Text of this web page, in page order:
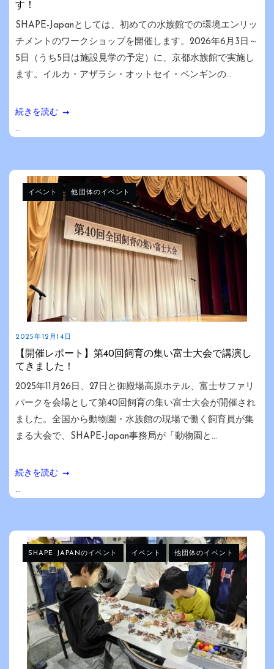
す！
SHAPE-Japanとしては、初めての水族館での環境エンリッ
チメントのワークショップを開催します。2026年6月3日～
5日（うち5日は施設見学の予定）に、京都水族館で実施し
ます。イルカ・アザラシ・オットセイ・ペンギンの...
続きを読む
...
イベント 他団体のイベント
2025年12月14日
【開催レポート】第40回飼育の集い富士大会で講演し
てきました！
2025年11月26日、27日と御殿場高原ホテル、富士サファリ
パークを会場として第40回飼育の集い富士大会が開催され
ました。全国から動物園・水族館の現場で働く飼育員が集
まる大会で、SHAPE-Japan事務局が「動物園と...
続きを読む
...
SHAPE JAPANのイベント イベント 他団体のイベント